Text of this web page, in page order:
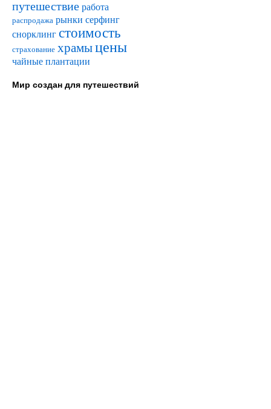
путешествиеработа
распродажа рынки серфинг
снорклингстоимость
страхование храмыцены
чайные плантации
Мир создан для путешествий